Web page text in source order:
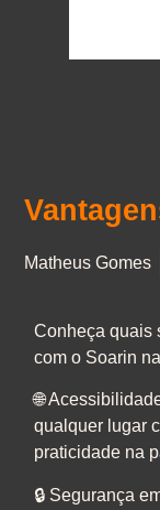
Matheus Gomes
Conheça quais
com o Soarin
🌐
qualquer lugar
praticidade na
🔒 Segurança